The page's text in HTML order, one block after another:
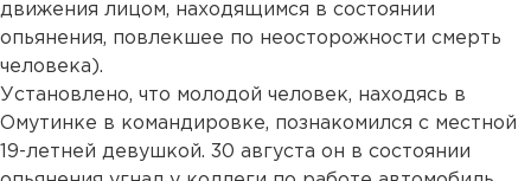
движения лицом, находящимся в состоянии
опьянения, повлекшее по неосторожности смерть
человека).
Установлено, что молодой человек, находясь в
Омутинке в командировке, познакомился с местной
19-летней девушкой. 30 августа он в состоянии